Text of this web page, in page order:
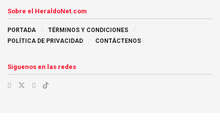
Sobre el HeraldoNet.com
PORTADA
TÉRMINOS Y CONDICIONES
POLÍTICA DE PRIVACIDAD
CONTÁCTENOS
Siguenos en las redes